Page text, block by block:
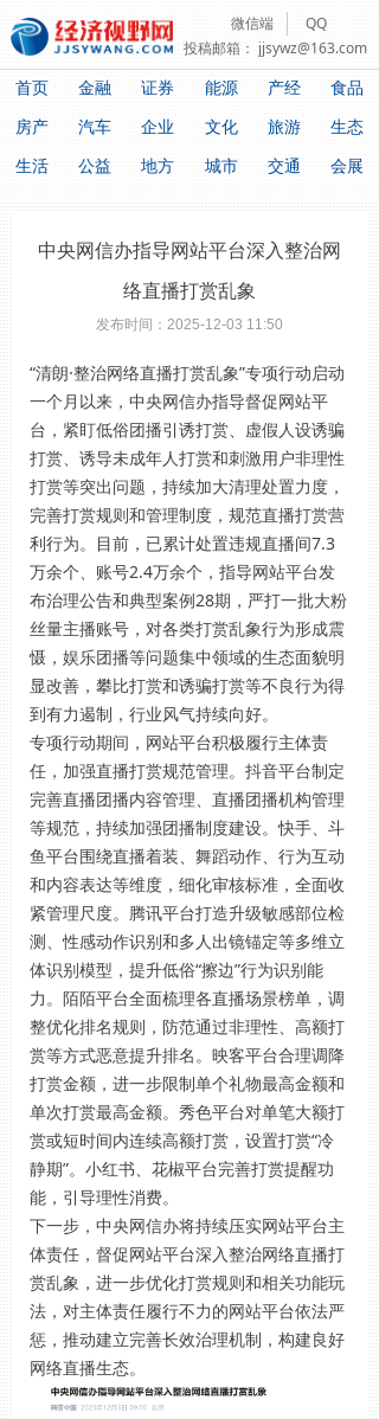
首页 金融 证券 能源 产经 食品
微信端
QQ
投稿邮箱： jjsywz@163.com
房产 汽车 企业 文化 旅游
生态
生活
公益 地方 城市 交通 会展
中央网信办指导网站平台深入整治网
络直播打赏乱象
“清朗·整治网络直播打赏乱象”专项行动启动
一个月以来，中央网信办指导督促网站平
台，紧盯低俗团播引诱打赏、虚假人设诱骗
打赏、诱导未成年人打赏和刺激用户非理性
打赏等突出问题，持续加大清理处置力度，
完善打赏规则和管理制度，规范直播打赏营
利行为。目前，已累计处置违规直播间7.3
万余个、账号2.4万余个，指导网站平台发
布治理公告和典型案例28期，严打一批大粉
丝量主播账号，对各类打赏乱象行为形成震
慑，娱乐团播等问题集中领域的生态面貌明
显改善，攀比打赏和诱骗打赏等不良行为得
到有力遏制，行业风气持续向好。
专项行动期间，网站平台积极履行主体责
任，加强直播打赏规范管理。抖音平台制定
完善直播团播内容管理、直播团播机构管理
等规范，持续加强团播制度建设。快手、斗
鱼平台围绕直播着装、舞蹈动作、行为互动
和内容表达等维度，细化审核标准，全面收
紧管理尺度。腾讯平台打造升级敏感部位检
测、性感动作识别和多人出镜锚定等多维立
体识别模型，提升低俗“擦边”行为识别能
力。陌陌平台全面梳理各直播场景榜单，调
整优化排名规则，防范通过非理性、高额打
赏等方式恶意提升排名。映客平台合理调降
打赏金额，进一步限制单个礼物最高金额和
单次打赏最高金额。秀色平台对单笔大额打
赏或短时间内连续高额打赏，设置打赏“冷
静期”。小红书、花椒平台完善打赏提醒功
能，引导理性消费。
下一步，中央网信办将持续压实网站平台主
体责任，督促网站平台深入整治网络直播打
赏乱象，进一步优化打赏规则和相关功能玩
法，对主体责任履行不力的网站平台依法严
惩，推动建立完善长效治理机制，构建良好
网络直播生态。
发布时间： 2025-12-03 11:50